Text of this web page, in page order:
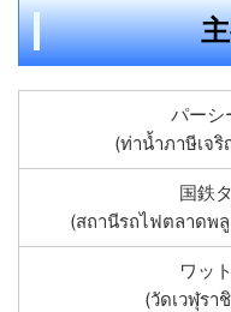
パーシ
(ท่าน้ำภาษีเจ
国鉄
(สถานีรถไฟตลาดพ
ワッ
(วัดเวฬุรา